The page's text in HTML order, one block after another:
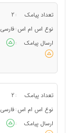
تعداد پیامک :
2
نوع اس ام اس : فارسی
ارسال پیامک
:
تعداد پیامک :
2
نوع اس ام اس : فارسی
ارسال پیامک
: